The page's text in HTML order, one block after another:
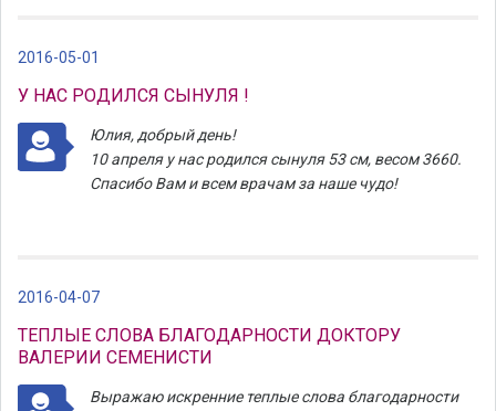
2016-05-01
У НАС РОДИЛСЯ СЫНУЛЯ !
Юлия, добрый день!
10 апреля у нас родился сынуля 53 см, весом 3660.
Спасибо Вам и всем врачам за наше чудо!
2016-04-07
ТЕПЛЫЕ СЛОВА БЛАГОДАРНОСТИ ДОКТОРУ
ВАЛЕРИИ СЕМЕНИСТИ
Выражаю искренние теплые слова благодарности